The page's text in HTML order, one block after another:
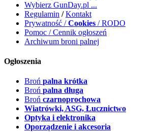
Wybierz GunDay.pl ...
Regulamin / Kontakt
Prywatność /Cookies / RODO
Pomoc / Cennik ogłoszeń
Archiwum broni palnej
Ogłoszenia
Broń palna krótka
Broń palna długa
Broń czarnoprochowa
Wiatrówki, ASG, Łucznictwo
Optyka i elektronika
Oporządzenie i akcesoria